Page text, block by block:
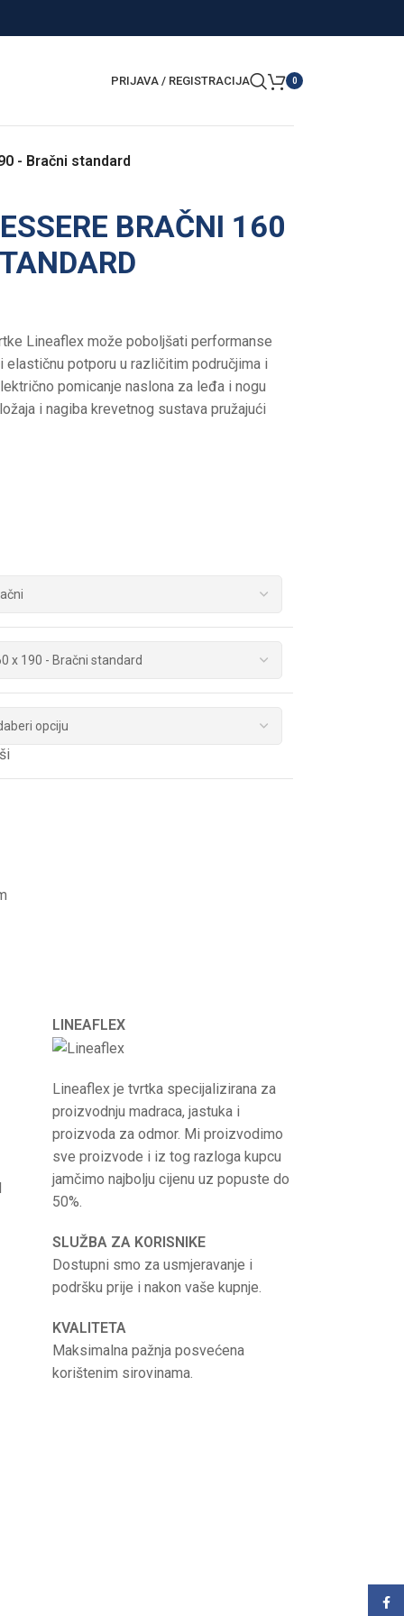
PRIJAVA / REGISTRACIJA 0
- Bračni standard
BRAČNI 160
Lineaflex može poboljšati performanse
potporu u različitim područjima i
pomicanje naslona za leđa i nogu
i nagiba krevetnog sustava pružajući
LINEAFLEX
Lineaflex je tvrtka specijalizirana za
proizvodnju madraca, jastuka i
proizvoda za odmor. Mi proizvodimo
sve proizvode i iz tog razloga kupcu
jamčimo najbolju cijenu uz popuste do
50%.
SLUŽBA ZA KORISNIKE
Dostupni smo za usmjeravanje i
podršku prije i nakon vaše kupnje.
KVALITETA
Maksimalna pažnja posvećena
korištenim sirovinama.